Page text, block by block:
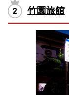
竹園旅館